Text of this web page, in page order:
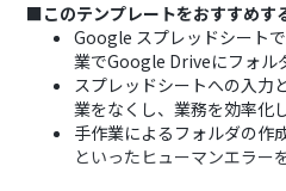
■このテンプレートをおすすめす
Google スプレッドシート
業でGoogle Driveにフォル
スプレッドシートへの入力
業をなくし、業務を効率化
手作業によるフォルダの作
といったヒューマンエラー